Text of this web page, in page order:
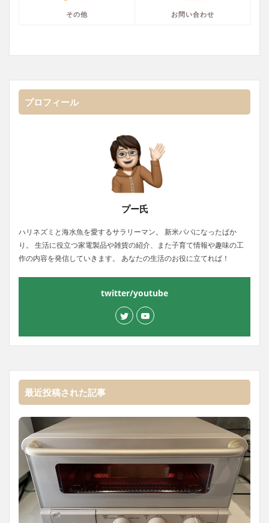
その他 お問い合わせ
プロフィール
プー氏
ハリネズミと海水魚を愛するサラリーマン。 新米パパになったばか
り。 生活に役立つ家電製品や雑貨の紹介、また子育て情報や趣味の工
作の内容を発信していきます。 あなたの生活のお役に立てれば！
twitter/youtube
最近投稿された記事